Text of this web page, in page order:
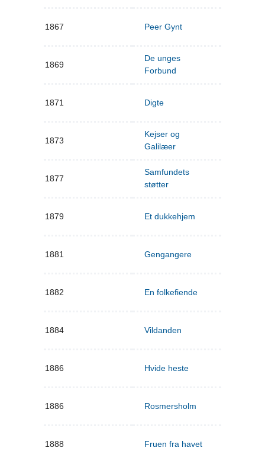
1867 Peer Gynt
1869
De unges
Forbund
1871 Digte
1873
Kejser og
Galilæer
1877
Samfundets
støtter
1879 Et dukkehjem
1881 Gengangere
1882 En folkefiende
1884 Vildanden
1886 Hvide heste
1886 Rosmersholm
1888 Fruen fra havet